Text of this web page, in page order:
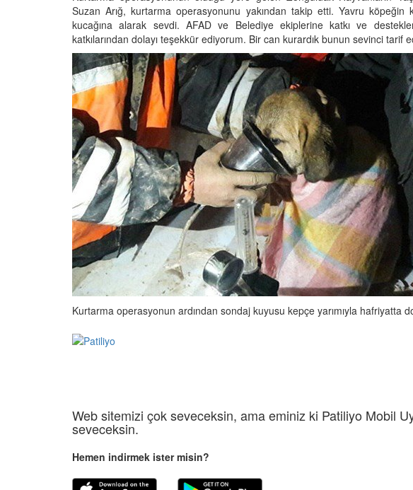
Suzan Arığ, kurtarma operasyonunu yakından takip etti. Yavru köpeğin
kucağına alarak sevdi. AFAD ve Belediye ekiplerine katkı ve
katkılarından dolayı teşekkür ediyorum. Bir can kurardık bunun sevinci tarif
Kurtarma operasyonun ardından sondaj kuyusu kepçe yarımıyla hafriyatta
Web sitemizi çok seveceksin, ama eminiz ki Patiliyo Mobil
seveceksin.
Hemen indirmek ister misin?